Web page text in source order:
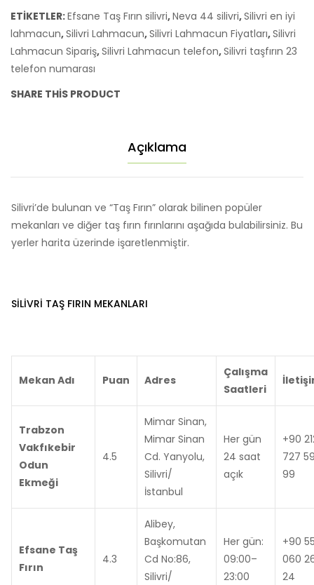
ETIKETLER:Efsane Taş Fırın silivri,Neva 44 silivri,Silivri en iyi
lahmacun,Silivri Lahmacun,Silivri Lahmacun Fiyatları,Silivri
Lahmacun Sipariş,Silivri Lahmacun telefon,Silivri taşfırın 23
telefon numarası
SHARE THIS PRODUCT
Açıklama
Silivri’de bulunan ve “Taş Fırın” olarak bilinen popüler
mekanları ve diğer taş fırın fırınlarını aşağıda bulabilirsiniz. Bu
yerler harita üzerinde işaretlenmiştir.
SILIVRI TAŞ FIRIN MEKANLARI
Mekan Adı Puan Adres
Çalışma
Saatleri
Trabzon
Vakfıkebir
Odun
Ekmeği
4.5
Mimar Sinan,
Mimar Sinan
Cd. Yanyolu,
Silivri/
İstanbul
Her gün
24 saat
açık
+90
727
99
Efsane Taş
Fırın
4.3
Alibey,
Başkomutan
Cd No:86,
Silivri/
Her gün:
09:00–
23:00
+90
060
24